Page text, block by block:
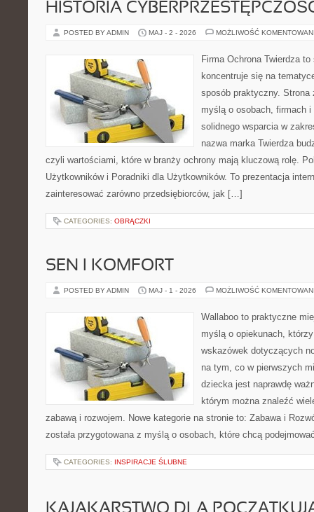
HISTORIA
POSTED BY ADMIN MAJ - 2 - 2026 MOŻLIWOŚĆ
Firma Ochrona Twierdza
koncentruje się na
sposób praktyczny. Strona
myślą o osobach, firmach
solidnego wsparcia w
nazwa marka Twierdza
czyli wartościami, które w branży ochrony mają kluczową rolę.
Użytkowników i Poradniki dla Użytkowników. To prezentacja
zainteresować zarówno przedsiębiorców, jak […]
CATEGORIES: OBRĄCZKI
SEN I KOMFORT
POSTED BY ADMIN MAJ - 1 - 2026 MOŻLIWOŚĆ
Wallaboo to praktyczne
myślą o opiekunach,
wskazówek dotyczących
na tym, co w pierwszych
dziecka jest naprawdę
którym można znaleźć
zabawą i rozwojem. Nowe kategorie na stronie to: Zabawa i
została przygotowana z myślą o osobach, które chcą
CATEGORIES: INSPIRACJE ŚLUBNE